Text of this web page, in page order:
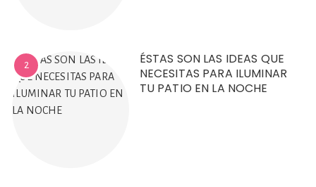
2
ÉSTAS SON LAS IDEAS QUE
NECESITAS PARA ILUMINAR
TU PATIO EN LA NOCHE